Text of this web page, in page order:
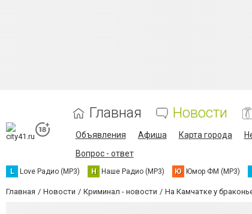
Главная Новости
Объявления Афиша Карта города
Вопрос - ответ
L Love Радио (MP3) Н Наше Радио (MP3) Ю Юмор ФМ (MP3)
Главная Новости Криминал - новости На Камчатке у